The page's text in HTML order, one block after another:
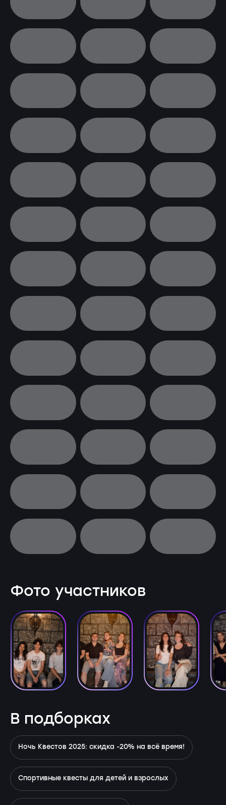
Фото участников
В подборках
Ночь Квестов 2025: скидка -20% на всё время!
Спортивные квесты для детей и взрослых